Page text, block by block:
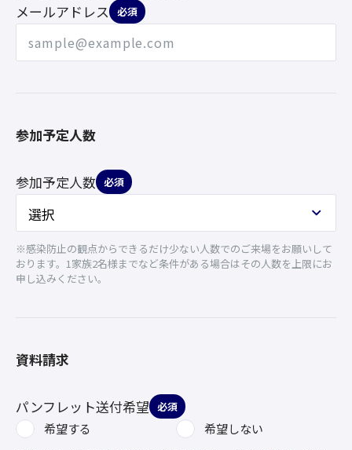
メールアドレス 必須
参加予定人数
参加予定人数 必須
※感染防止の観点からできるだけ少ない人数でのご来場をお願いして
おります。1家族2名様までなど条件がある場合はその人数を上限にお
申し込みください。
資料請求
パンフレット送付希望 必須
希望する 希望しない